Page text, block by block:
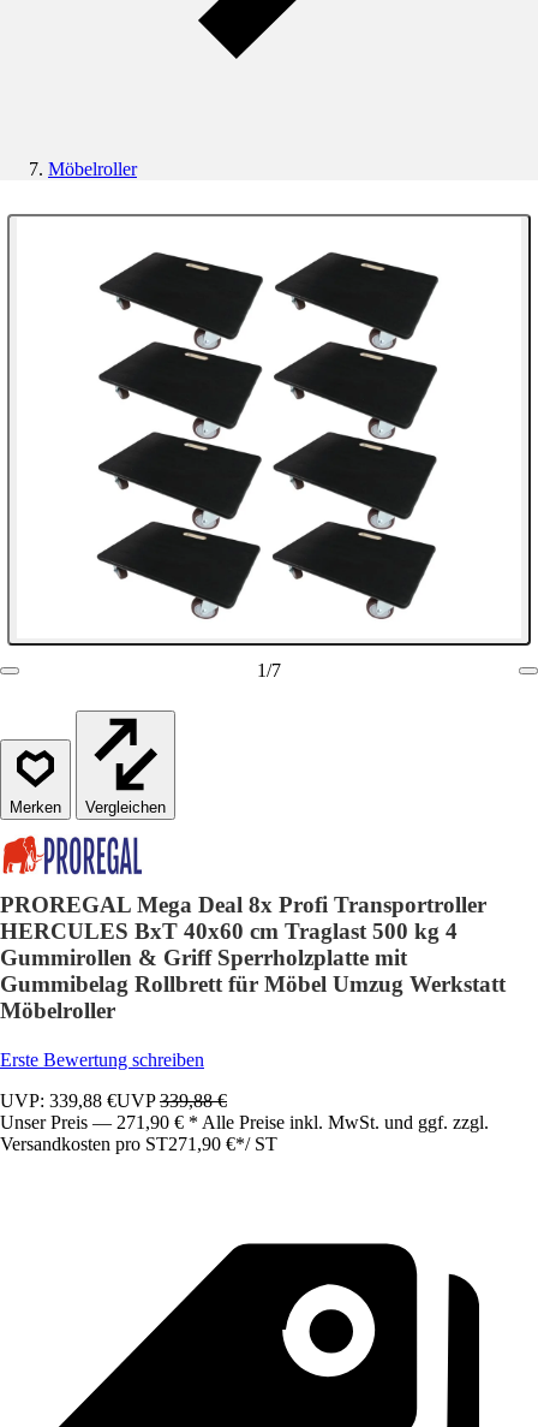
Möbelroller
1/7
Vergleichen
PROREGAL Mega Deal 8x Profi Transportroller
HERCULES BxT 40x60 cm Traglast 500 kg 4
Gummirollen & Griff Sperrholzplatte mit
Gummibelag Rollbrett für Möbel Umzug Werkstatt
Möbelroller
Erste Bewertung schreiben
UVP: 339,88 €UVP339,88 €
Unser Preis — 271,90 € * Alle Preise inkl. MwSt. und ggf. zzgl.
Versandkosten pro ST271,90 €*/ ST